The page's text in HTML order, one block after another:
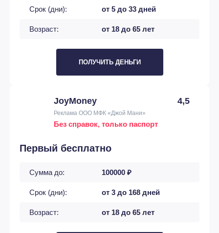
Срок (дни): от 5 до 33 дней
Возраст: от 18 до 65 лет
ПОЛУЧИТЬ ДЕНЬГИ
JoyMoney 4,5
Реклама ООО МФК «Джой Мани»
Без справок, только паспорт
Первый бесплатно
Сумма до: 100000 ₽
Срок (дни): от 3 до 168 дней
Возраст: от 18 до 65 лет